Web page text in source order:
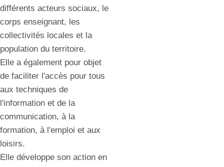
différents acteurs sociaux, le
corps enseignant, les
collectivités locales et la
population du territoire.
Elle a également pour objet
de faciliter l'accès pour tous
aux techniques de
l'information et de la
communication, à la
formation, à l'emploi et aux
loisirs.
Elle développe son action en